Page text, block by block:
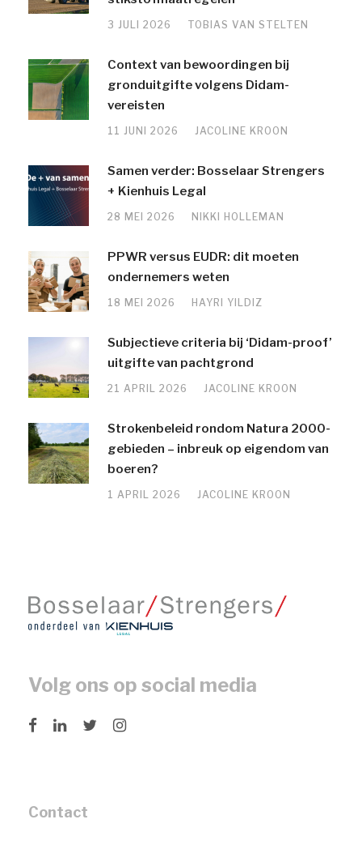
3 JULI 2026 TOBIAS VAN STELTEN
Context van bewoordingen bij
gronduitgifte volgens Didam-
vereisten
11 JUNI 2026 JACOLINE KROON
Samen verder: Bosselaar Strengers
+ Kienhuis Legal
28 MEI 2026 NIKKI HOLLEMAN
PPWR versus EUDR: dit moeten
ondernemers weten
18 MEI 2026 HAYRI YILDIZ
Subjectieve criteria bij ‘Didam-proof’
uitgifte van pachtgrond
21 APRIL 2026 JACOLINE KROON
Strokenbeleid rondom Natura 2000-
gebieden – inbreuk op eigendom van
boeren?
1 APRIL 2026 JACOLINE KROON
Volg ons op social media
Contact